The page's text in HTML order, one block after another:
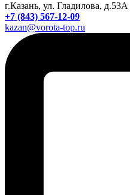
г.Казань, ул. Гладилова, д.53А
+7 (843) 567-12-09
kazan@vorota-top.ru